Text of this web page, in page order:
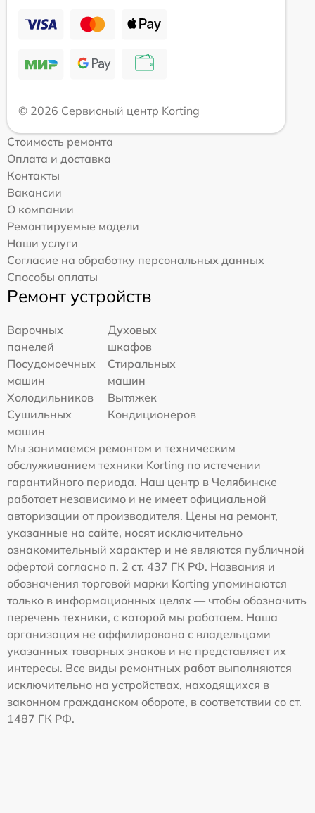
© 2026 Сервисный центр Korting
Стоимость ремонта
Оплата и доставка
Контакты
Вакансии
О компании
Ремонтируемые модели
Наши услуги
Согласие на обработку персональных данных
Способы оплаты
Ремонт устройств
Варочных
панелей
Духовых
шкафов
Посудомоечных
машин
Стиральных
машин
Холодильников
Вытяжек
Сушильных
машин
Кондиционеров
Мы занимаемся ремонтом и техническим
обслуживанием техники Korting по истечении
гарантийного периода. Наш центр в Челябинске
работает независимо и не имеет официальной
авторизации от производителя. Цены на ремонт,
указанные на сайте, носят исключительно
ознакомительный характер и не являются публичной
офертой согласно п. 2 ст. 437 ГК РФ. Названия и
обозначения торговой марки Korting упоминаются
только в информационных целях — чтобы обозначить
перечень техники, с которой мы работаем. Наша
организация не аффилирована с владельцами
указанных товарных знаков и не представляет их
интересы. Все виды ремонтных работ выполняются
исключительно на устройствах, находящихся в
законном гражданском обороте, в соответствии со ст.
1487 ГК РФ.